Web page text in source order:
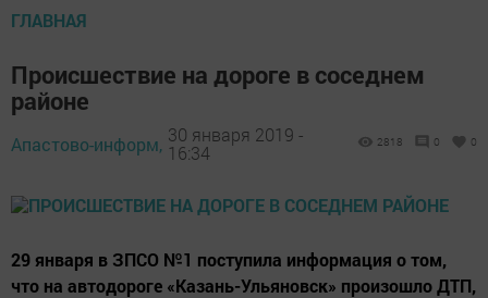
ГЛАВНАЯ
Происшествие на дороге в соседнем
районе
Апастово-информ, 30 января 2019 -
16:34
2818 0 0
29 января в ЗПСО №1 поступила информация о том,
что на автодороге «Казань-Ульяновск» произошло ДТП,